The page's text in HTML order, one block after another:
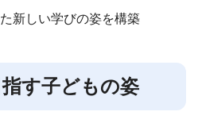
新しい学びの姿を構築
指す子どもの姿